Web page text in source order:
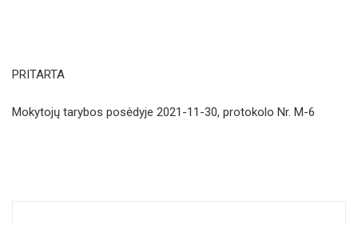
PRITARTA
Mokytojų tarybos posėdyje 2021-11-30, protokolo Nr. M-6